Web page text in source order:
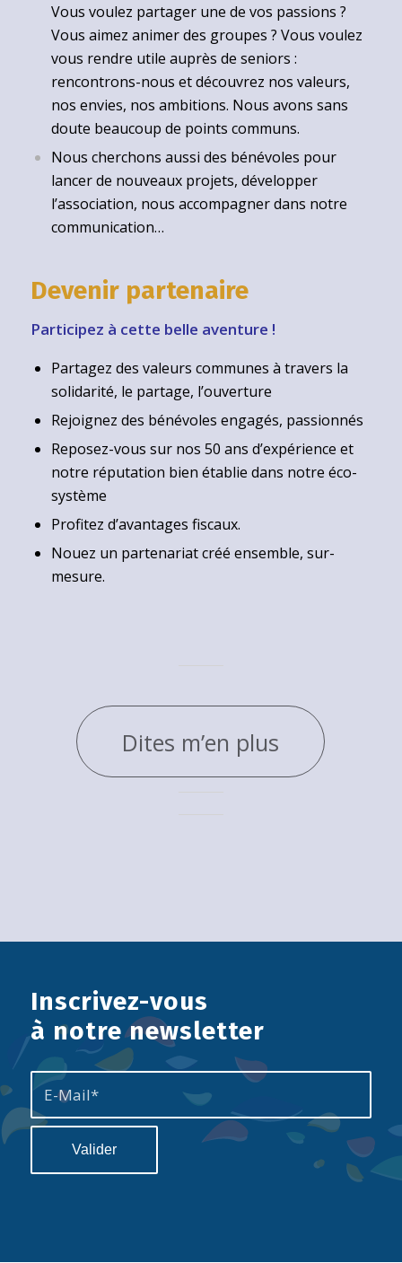
Vous voulez partager une de vos passions ?
Vous aimez animer des groupes ? Vous voulez
vous rendre utile auprès de seniors :
rencontrons-nous et découvrez nos valeurs,
nos envies, nos ambitions. Nous avons sans
doute beaucoup de points communs.
Nous cherchons aussi des bénévoles pour
lancer de nouveaux projets, développer
l’association, nous accompagner dans notre
communication…
Devenir partenaire
Participez à cette belle aventure !
Partagez des valeurs communes à travers la
solidarité, le partage, l’ouverture
Rejoignez des bénévoles engagés, passionnés
Reposez-vous sur nos 50 ans d’expérience et
notre réputation bien établie dans notre éco-
système
Profitez d’avantages fiscaux.
Nouez un partenariat créé ensemble, sur-
mesure.
Dites m’en plus
Inscrivez-vous
à notre newsletter